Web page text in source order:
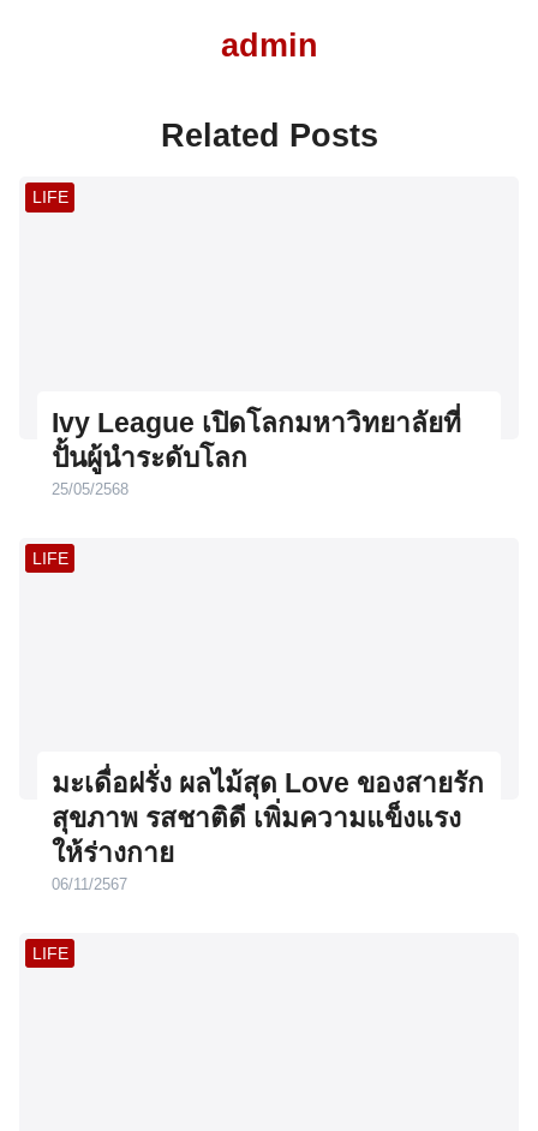
admin
Related Posts
LIFE
Ivy League เปิดโลกมหาวิทยาลัยที่
ปั้นผู้นำระดับโลก
25/05/2568
LIFE
มะเดื่อฝรั่ง ผลไม้สุด Love ของสายรัก
สุขภาพ รสชาติดี เพิ่มความแข็งแรง
ให้ร่างกาย
06/11/2567
LIFE